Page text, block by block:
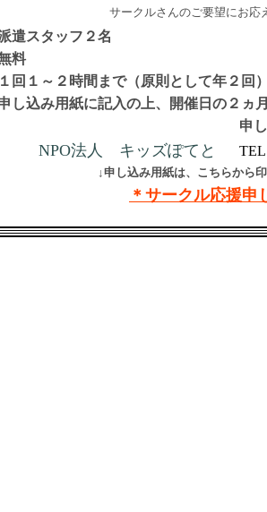
サークルさんのご要望にお応
遣スタッフ２名
料
回１～２時間まで（原則として年２回）
し込み用紙に記入の上、開催日の２ヵ
申
NPO法人 キッズぽてと
↓申し込み用紙は、こちらから
＊サークル応援申